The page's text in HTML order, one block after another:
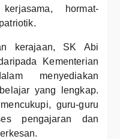
hormat-
kerajaan, SK Abi
Kementerian
menyediakan
yang lengkap.
guru-guru
pengajaran dan